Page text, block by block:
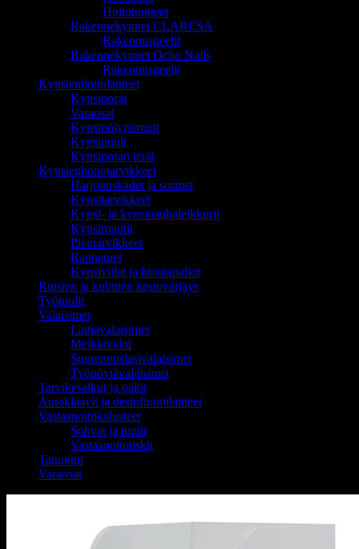
Hoitotuotteet
Rakennekynnet CLARESA
Rakennusgeelit
Rakennekynnet Ocho Nails
Rakennusgeelit
Kynsienhoitolaitteet
Kynsiporat
Varaosat
Kynsipölynimurit
Kynsiuunit
Kynsiporan terät
Kynsienhoitotarvikkeet
Harjoituskädet ja sormet
Kynsitarvikkeet
Kynsi- ja kynsinauhaleikkurit
Kynsimuotit
Pientarvikkeet
Rannetuet
Kynsiviilat ja hiontapalkit
Ripsien ja kulmien kestovärjäys
Työtuolit
Valaisimet
Lattiavalaisimet
Meikkivalot
Suurennuslasivalaisimet
Työpöytävalaisimet
Tarvikesalkut ja pakit
Autoklaavit ja desinfiointilaitteet
Vastaanottokalusteet
Sohvat ja tuolit
Vastaanottotiskit
Tatuointi
Varaosat